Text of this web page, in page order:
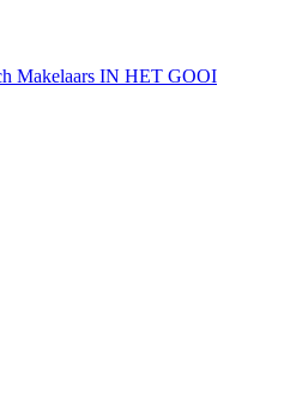
Makelaars IN HET GOOI